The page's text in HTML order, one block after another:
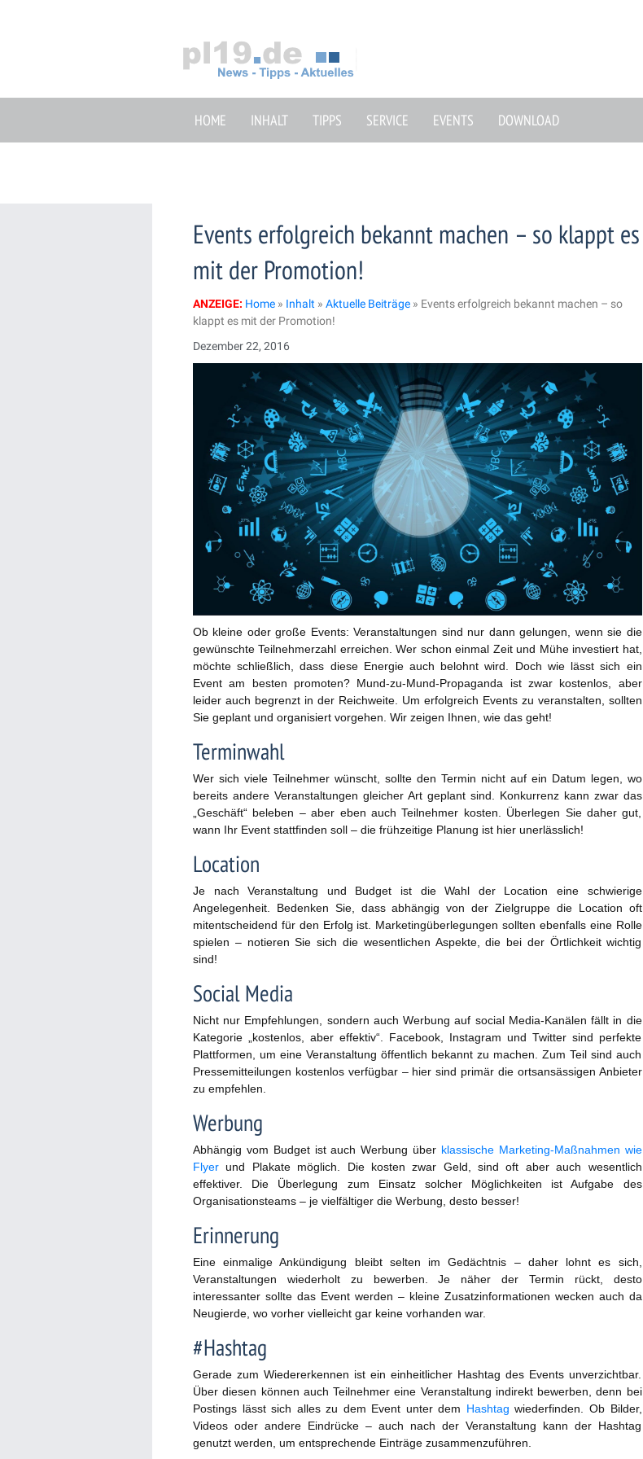
HOME INHALT TIPPS SERVICE EVENTS DOWNLOAD
Events erfolgreich bekannt machen – so klappt es
mit der Promotion!
ANZEIGE: Home » Inhalt » Aktuelle Beiträge » Events erfolgreich bekannt machen – so
klappt es mit der Promotion!
Dezember 22, 2016
Ob kleine oder große Events: Veranstaltungen sind nur dann gelungen, wenn sie die
gewünschte Teilnehmerzahl erreichen. Wer schon einmal Zeit und Mühe investiert hat,
möchte schließlich, dass diese Energie auch belohnt wird. Doch wie lässt sich ein
Event am besten promoten? Mund-zu-Mund-Propaganda ist zwar kostenlos, aber
leider auch begrenzt in der Reichweite. Um erfolgreich Events zu veranstalten, sollten
Sie geplant und organisiert vorgehen. Wir zeigen Ihnen, wie das geht!
Terminwahl
Wer sich viele Teilnehmer wünscht, sollte den Termin nicht auf ein Datum legen, wo
bereits andere Veranstaltungen gleicher Art geplant sind. Konkurrenz kann zwar das
„Geschäft“ beleben – aber eben auch Teilnehmer kosten. Überlegen Sie daher gut,
wann Ihr Event stattfinden soll – die frühzeitige Planung ist hier unerlässlich!
Location
Je nach Veranstaltung und Budget ist die Wahl der Location eine schwierige
Angelegenheit. Bedenken Sie, dass abhängig von der Zielgruppe die Location oft
mitentscheidend für den Erfolg ist. Marketingüberlegungen sollten ebenfalls eine Rolle
spielen – notieren Sie sich die wesentlichen Aspekte, die bei der Örtlichkeit wichtig
sind!
Social Media
Nicht nur Empfehlungen, sondern auch Werbung auf social Media-Kanälen fällt in die
Kategorie „kostenlos, aber effektiv“. Facebook, Instagram und Twitter sind perfekte
Plattformen, um eine Veranstaltung öffentlich bekannt zu machen. Zum Teil sind auch
Pressemitteilungen kostenlos verfügbar – hier sind primär die ortsansässigen Anbieter
zu empfehlen.
Werbung
Abhängig vom Budget ist auch Werbung über klassische Marketing-Maßnahmen wie
Flyer und Plakate möglich. Die kosten zwar Geld, sind oft aber auch wesentlich
effektiver. Die Überlegung zum Einsatz solcher Möglichkeiten ist Aufgabe des
Organisationsteams – je vielfältiger die Werbung, desto besser!
Erinnerung
Eine einmalige Ankündigung bleibt selten im Gedächtnis – daher lohnt es sich,
Veranstaltungen wiederholt zu bewerben. Je näher der Termin rückt, desto
interessanter sollte das Event werden – kleine Zusatzinformationen wecken auch da
Neugierde, wo vorher vielleicht gar keine vorhanden war.
#Hashtag
Gerade zum Wiedererkennen ist ein einheitlicher Hashtag des Events unverzichtbar.
Über diesen können auch Teilnehmer eine Veranstaltung indirekt bewerben, denn bei
Postings lässt sich alles zu dem Event unter dem Hashtag wiederfinden. Ob Bilder,
Videos oder andere Eindrücke – auch nach der Veranstaltung kann der Hashtag
genutzt werden, um entsprechende Einträge zusammenzuführen.